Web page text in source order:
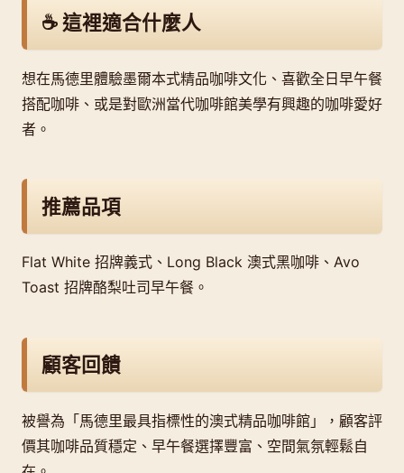
☕ 這裡適合什麼人
想在馬德里體驗墨爾本式精品咖啡文化、喜歡全日早午餐
搭配咖啡、或是對歐洲當代咖啡館美學有興趣的咖啡愛好
者。
推薦品項
Flat White 招牌義式、Long Black 澳式黑咖啡、Avo
Toast 招牌酪梨吐司早午餐。
顧客回饋
被譽為「馬德里最具指標性的澳式精品咖啡館」，顧客評
價其咖啡品質穩定、早午餐選擇豐富、空間氣氛輕鬆自